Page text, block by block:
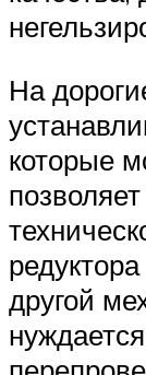
На
которые
другой